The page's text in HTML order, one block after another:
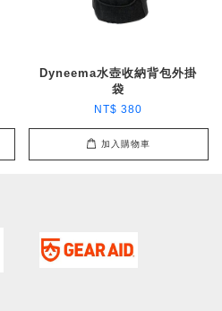
Dyneema水壺收納背包外掛
袋
NT$ 380
加入購物車